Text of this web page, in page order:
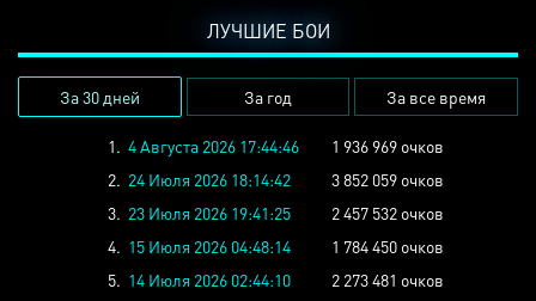
ЛУЧШИЕ БОИ
За 30 дней За год За все время
1. 4 Августа 2026 17:44:46
1 936 969 очков
2. 24 Июля 2026 18:14:42
3 852 059 очков
3. 23 Июля 2026 19:41:25
2 457 532 очков
4. 15 Июля 2026 04:48:14
1 784 450 очков
5. 14 Июля 2026 02:44:10
2 273 481 очков